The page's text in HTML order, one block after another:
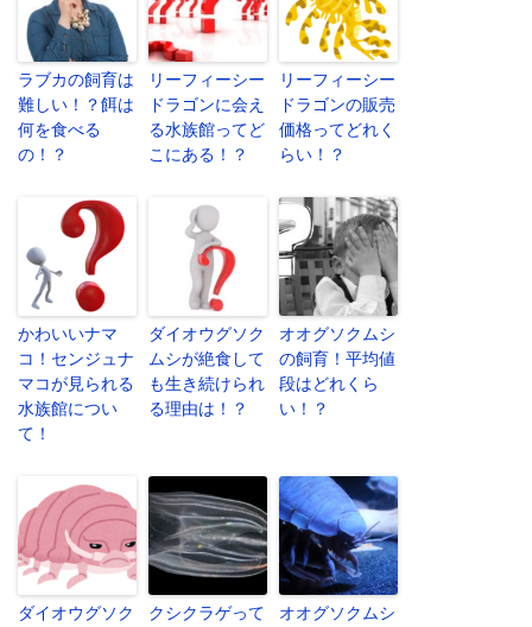
ラブカの飼育は
難しい！？餌は
何を食べる
の！？
リーフィーシー
ドラゴンに会え
る水族館ってど
こにある！？
リーフィーシー
ドラゴンの販売
価格ってどれく
らい！？
かわいいナマ
コ！センジュナ
マコが見られる
水族館につい
て！
ダイオウグソク
ムシが絶食して
も生き続けられ
る理由は！？
オオグソクムシ
の飼育！平均値
段はどれくら
い！？
ダイオウグソク
クシクラゲって
オオグソクムシ